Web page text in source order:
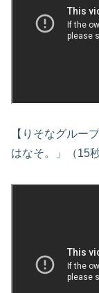
【りそなグルー
はなそ。」（15